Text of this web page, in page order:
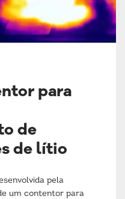
para
de
de lítio
pela
um contentor para